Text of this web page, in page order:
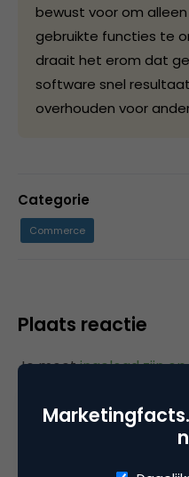
bewust voor om
gebruikte functies te
draait het erom dat
software snel
overhouden voor
Categorie
Commerce
Plaats reactie
Je moetingelogd zijn op